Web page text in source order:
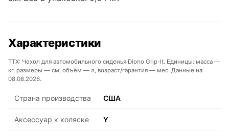
Характеристики
ТТХ: Чехол для автомобильного сиденья Diono Grip-It. Единицы: масса —
кг, размеры — см, объём — л, возраст/гарантия — мес. Данные на
08.08.2026.
Страна производства США
Аксессуар к коляске Y